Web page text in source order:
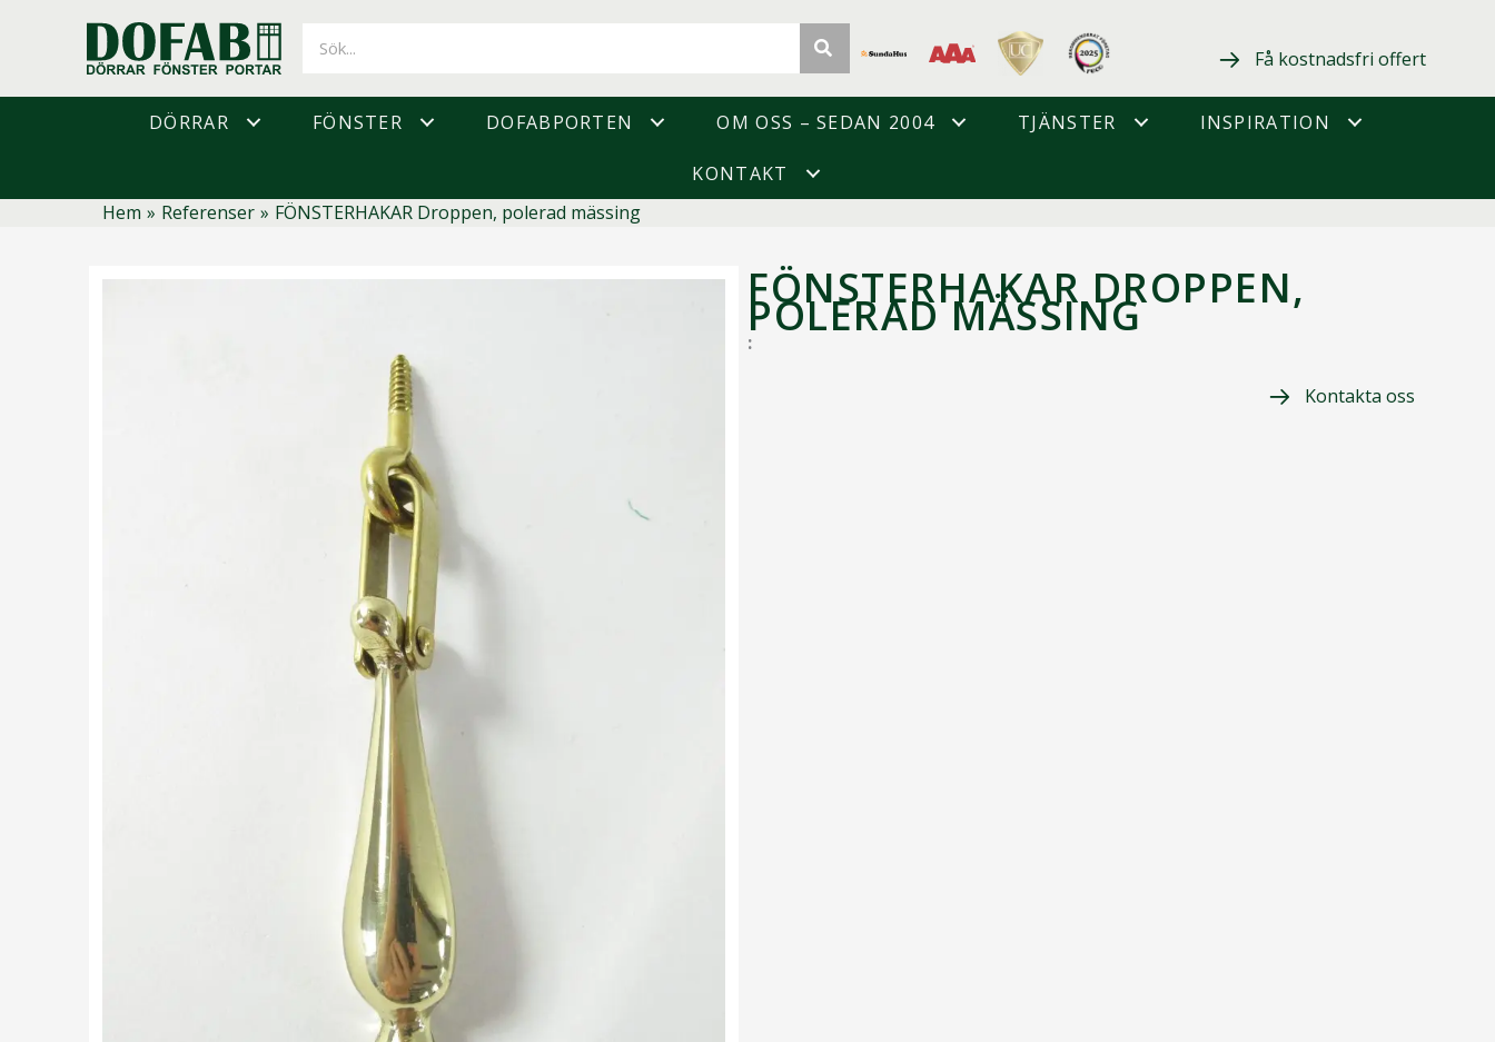
Få kostnadsfri offert
DÖRRAR FÖNSTER DOFABPORTEN OM OSS – SEDAN 2004 TJÄNSTER INSPIRATION
KONTAKT
Hem » Referenser » FÖNSTERHAKAR Droppen, polerad mässing
FÖNSTERHAKAR DROPPEN,
POLERAD MÄSSING
:
Kontakta oss